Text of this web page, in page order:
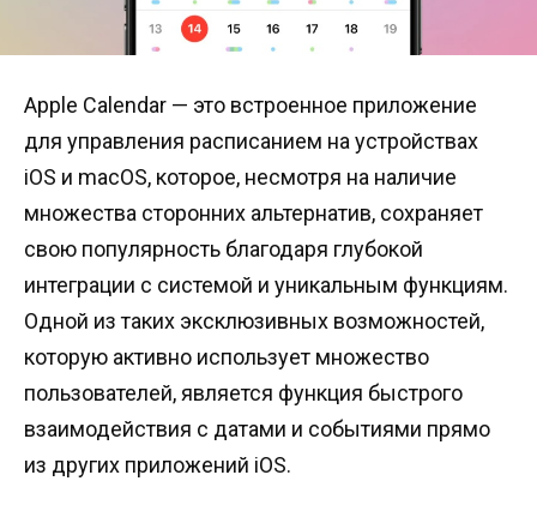
Apple Calendar — это встроенное приложение
для управления расписанием на устройствах
iOS и macOS, которое, несмотря на наличие
множества сторонних альтернатив, сохраняет
свою популярность благодаря глубокой
интеграции с системой и уникальным функциям.
Одной из таких эксклюзивных возможностей,
которую активно использует множество
пользователей, является функция быстрого
взаимодействия с датами и событиями прямо
из других приложений iOS.